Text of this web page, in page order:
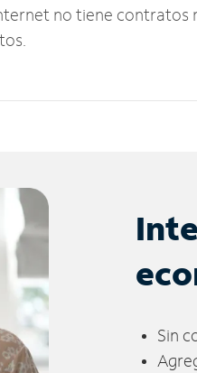
no tiene contratos
Sin